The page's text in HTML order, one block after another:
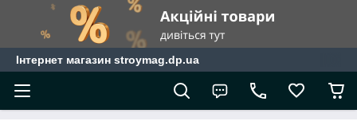
Інтернет магазин stroymag.dp.ua